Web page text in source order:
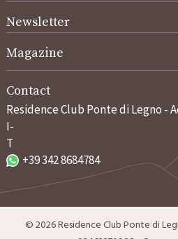
Newsletter
Magazine
Contact
Residence Club Ponte di Legno -
I-
T
+39 342 8684784
©2026Residence Club Ponte di